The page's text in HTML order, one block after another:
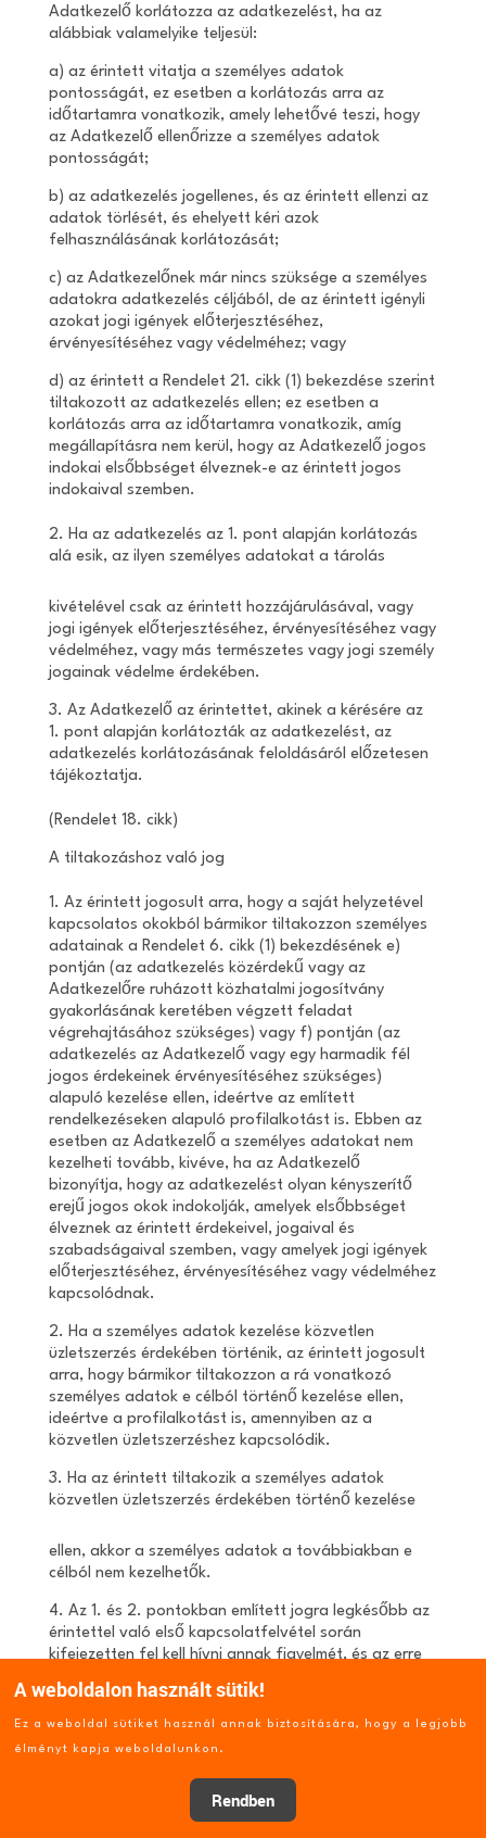
Adatkezelő korlátozza az adatkezelést, ha az
alábbiak valamelyike teljesül:
a) az érintett vitatja a személyes adatok
pontosságát, ez esetben a korlátozás arra az
időtartamra vonatkozik, amely lehetővé teszi, hogy
az Adatkezelő ellenőrizze a személyes adatok
pontosságát;
b) az adatkezelés jogellenes, és az érintett ellenzi az
adatok törlését, és ehelyett kéri azok
felhasználásának korlátozását;
c) az Adatkezelőnek már nincs szüksége a személyes
adatokra adatkezelés céljából, de az érintett igényli
azokat jogi igények előterjesztéséhez,
érvényesítéséhez vagy védelméhez; vagy
d) az érintett a Rendelet 21. cikk (1) bekezdése szerint
tiltakozott az adatkezelés ellen; ez esetben a
korlátozás arra az időtartamra vonatkozik, amíg
megállapításra nem kerül, hogy az Adatkezelő jogos
indokai elsőbbséget élveznek-e az érintett jogos
indokaival szemben.
2. Ha az adatkezelés az 1. pont alapján korlátozás
alá esik, az ilyen személyes adatokat a tárolás
kivételével csak az érintett hozzájárulásával, vagy
jogi igények előterjesztéséhez, érvényesítéséhez vagy
védelméhez, vagy más természetes vagy jogi személy
jogainak védelme érdekében.
3. Az Adatkezelő az érintettet, akinek a kérésére az
1. pont alapján korlátozták az adatkezelést, az
adatkezelés korlátozásának feloldásáról előzetesen
tájékoztatja.
(Rendelet 18. cikk)
A tiltakozáshoz való jog
1. Az érintett jogosult arra, hogy a saját helyzetével
kapcsolatos okokból bármikor tiltakozzon személyes
adatainak a Rendelet 6. cikk (1) bekezdésének e)
pontján (az adatkezelés közérdekű vagy az
Adatkezelőre ruházott közhatalmi jogosítvány
gyakorlásának keretében végzett feladat
végrehajtásához szükséges) vagy f) pontján (az
adatkezelés az Adatkezelő vagy egy harmadik fél
jogos érdekeinek érvényesítéséhez szükséges)
alapuló kezelése ellen, ideértve az említett
rendelkezéseken alapuló profilalkotást is. Ebben az
esetben az Adatkezelő a személyes adatokat nem
kezelheti tovább, kivéve, ha az Adatkezelő
bizonyítja, hogy az adatkezelést olyan kényszerítő
erejű jogos okok indokolják, amelyek elsőbbséget
élveznek az érintett érdekeivel, jogaival és
szabadságaival szemben, vagy amelyek jogi igények
előterjesztéséhez, érvényesítéséhez vagy védelméhez
kapcsolódnak.
2. Ha a személyes adatok kezelése közvetlen
üzletszerzés érdekében történik, az érintett jogosult
arra, hogy bármikor tiltakozzon a rá vonatkozó
személyes adatok e célból történő kezelése ellen,
ideértve a profilalkotást is, amennyiben az a
közvetlen üzletszerzéshez kapcsolódik.
3. Ha az érintett tiltakozik a személyes adatok
közvetlen üzletszerzés érdekében történő kezelése
ellen, akkor a személyes adatok a továbbiakban e
célból nem kezelhetők.
4. Az 1. és 2. pontokban említett jogra legkésőbb az
érintettel való első kapcsolatfelvétel során
kifejezetten fel kell hívni annak figyelmét, és az erre
más információtól elkülönítve kell megjeleníteni.
szolgáltatások igénybevételéhez kapcsolódóan és a
2002/58/EK irányelvtől eltérve az érintett a
tiltakozáshoz való jogot műszaki előírásokon alapuló
automatizált eszközökkel is gyakorolhatja.
A weboldalon használt sütik!
Ez a weboldal sütiket használ annak biztosítására, hogy a legjobb
élményt kapja weboldalunkon.
Rendben